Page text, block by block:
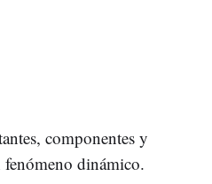
componentes y
dinámico.